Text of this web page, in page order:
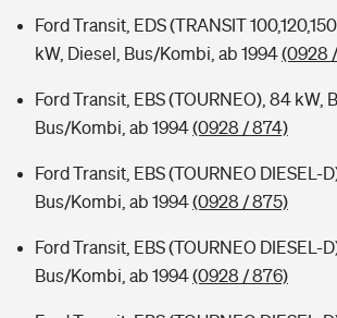
Ford Transit, EDS (TRANSIT
kW, Diesel, Bus/Kombi, ab 1994(0928
Ford Transit, EBS (TOURNEO), 84 kW,
Bus/Kombi, ab 1994(0928 / 874)
Ford Transit, EBS (TOURNEO DIESEL-
Bus/Kombi, ab 1994(0928 / 875)
Ford Transit, EBS (TOURNEO DIESEL-
Bus/Kombi, ab 1994(0928 / 876)